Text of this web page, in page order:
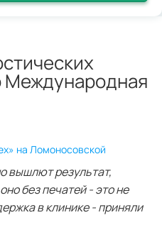
Международная
на Ломоносовской
вышлют результат,
без печатей - это не
в клинике - приняли